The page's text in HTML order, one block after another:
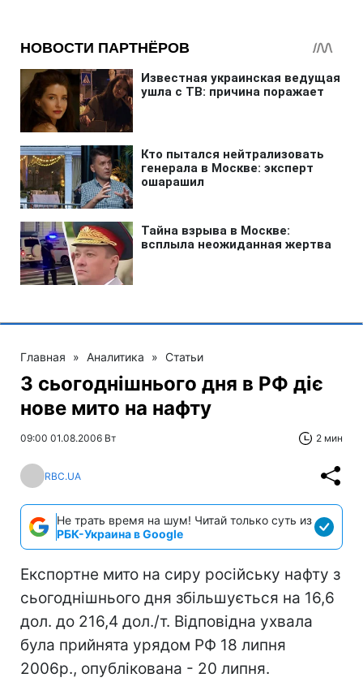
Главная » Аналитика » Статьи
З сьогоднішнього дня в РФ діє
нове мито на нафту
09:00 01.08.2006 Вт 2 мин
RBC.UA
Не трать время на шум! Читай только суть из
РБК-Украина в Google
Експортне мито на сиру російську нафту з
сьогоднішнього дня збільшується на 16,6
дол. до 216,4 дол./т. Відповідна ухвала
була прийнята урядом РФ 18 липня
2006р., опублікована - 20 липня.